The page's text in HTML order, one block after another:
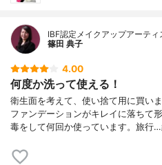
IBF認定メイクアップアーテ
篠田 典子
4.00
何度か洗って使える！
衛生面を考えて、使い捨て用に買い
ファンデーションがキレイに落ちて
毒をして何回か使っています。旅行…